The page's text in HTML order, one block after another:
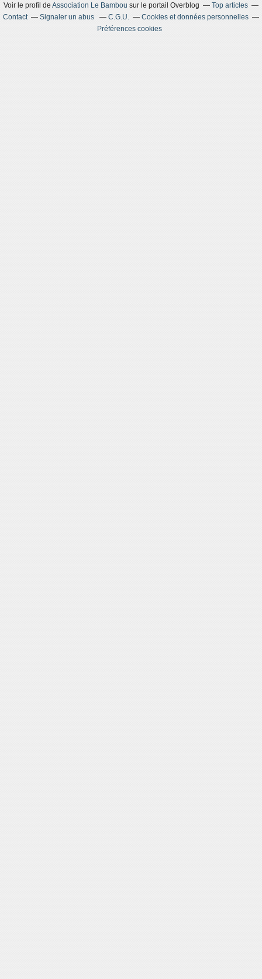
Voir le profil de Association Le Bambou sur le portail Overblog
Top articles
Contact
Signaler un abus C.G.U.
Cookies et données personnelles
Préférences cookies